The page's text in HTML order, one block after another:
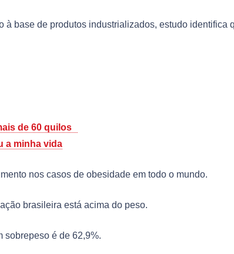
à base de produtos industrializados, estudo identifica
de 60 quilos
a minha vida
nos casos de obesidade em todo o mundo.
brasileira está acima do peso.
sobrepeso é de 62,9%.